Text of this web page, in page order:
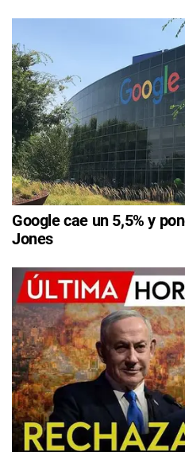
Google cae un 5,5% y
Jones